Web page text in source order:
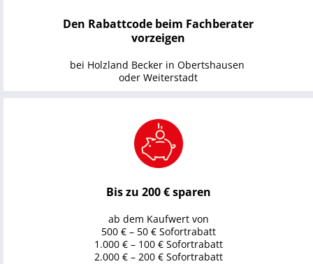
Den Rabattcode beim Fachberater
vorzeigen
bei Holzland Becker in Obertshausen
oder Weiterstadt
Bis zu 200 € sparen
ab dem Kaufwert von
500 € – 50 € Sofortrabatt
1.000 € – 100 € Sofortrabatt
2.000 € – 200 € Sofortrabatt